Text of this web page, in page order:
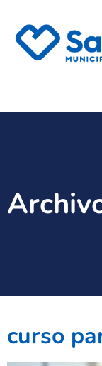
curso